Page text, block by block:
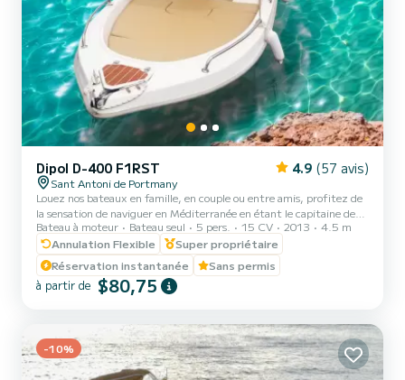
Dipol D-400 F1RST 4.9 (57 avis)
Sant Antoni de Portmany
Louez nos bateaux en famille, en couple ou entre amis, profitez de
la sensation de naviguer en Méditerranée en étant le capitaine de
votre bateau et vivez une expérience inoubliable le long de nos plus
belles plages aux eaux cristallines. Vous pourrez apprécier le
magnifique coucher de soleil d'Ibiza. | Présentation d'une pièce
d'identité obligatoire (carte d'identité ou passeport). | Toutes les
embarcations sont entièrement assurées et des gilets de sauvetage
Bateau à moteur Bateau seul 5 pers. 15 CV 2013
4.5 m
Annulation Flexible
Super propriétaire
Réservation instantanée
Sans permis
à partir de $80,75
-10%